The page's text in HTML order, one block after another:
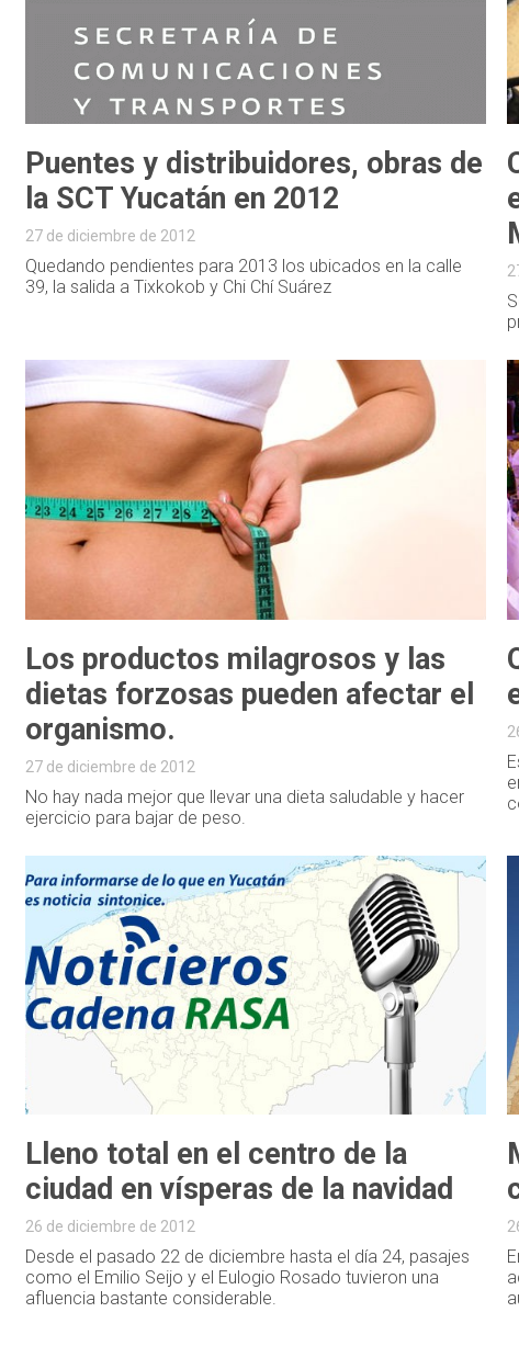
Puentes y distribuidores, obras de
la SCT Yucatán en 2012
27 de diciembre de 2012
Quedando pendientes para 2013 los ubicados en la calle
39, la salida a Tixkokob y Chi Chí Suárez
Los productos milagrosos y las
dietas forzosas pueden afectar el
organismo.
27 de diciembre de 2012
No hay nada mejor que llevar una dieta saludable y hacer
ejercicio para bajar de peso.
Lleno total en el centro de la
ciudad en vísperas de la navidad
26 de diciembre de 2012
Desde el pasado 22 de diciembre hasta el día 24, pasajes
como el Emilio Seijo y el Eulogio Rosado tuvieron una
afluencia bastante considerable.